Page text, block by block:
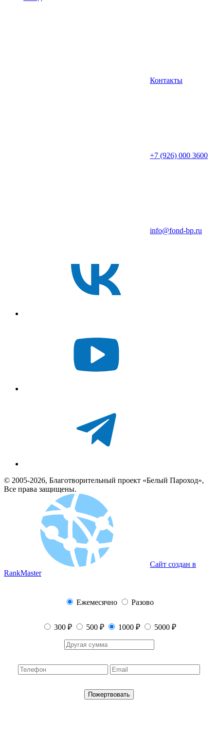
Контакты
+7 (926) 000 3600
info@fond-bp.ru
© 2005-2026, Благотворительный проект «Белый Пароход»,
Все права защищены.
Сайт создан в
RankMaster
Ежемесячно Разово
300 ₽ 500 ₽ 1000 ₽ 5000 ₽
Пожертвовать